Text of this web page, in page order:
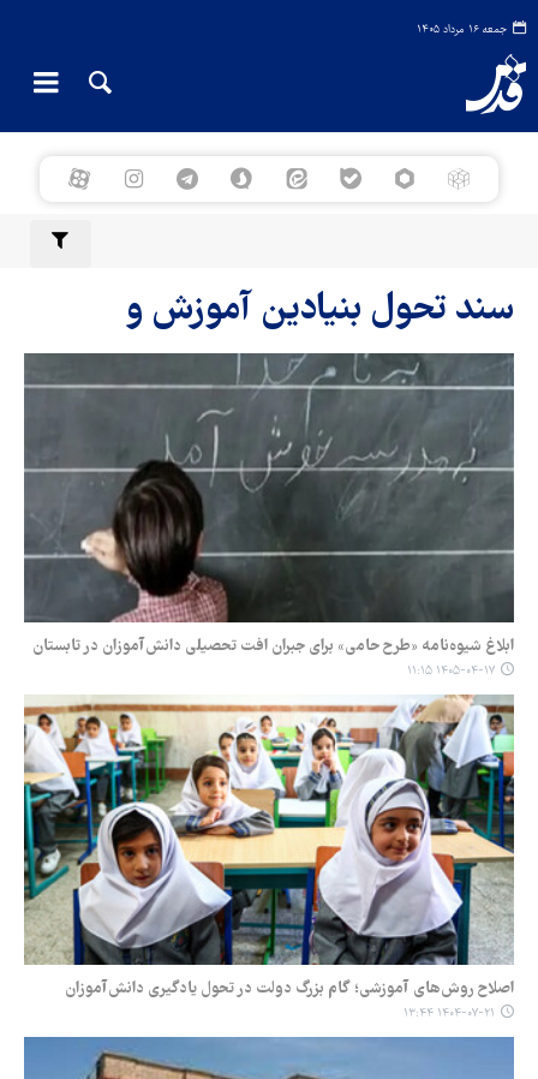
جمعه ۱۶ مرداد ۱۴۰۵
سند تحول بنیادین آموزش و
پرورش
ابلاغ شیوه‌نامه «طرح حامی» برای جبران افت تحصیلی دانش‌آموزان در تابستان
۱۴۰۵-۰۴-۱۷ ۱۱:۱۵
اصلاح روش‌های آموزشی؛ گام بزرگ دولت در تحول یادگیری دانش‌آموزان
۱۴۰۴-۰۷-۲۱ ۱۳:۴۴